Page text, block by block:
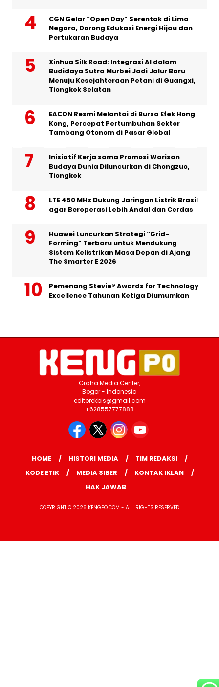
CGN Gelar “Open Day” Serentak di Lima
Negara, Dorong Edukasi Energi Hijau dan
Pertukaran Budaya
Xinhua Silk Road: Integrasi AI dalam
Budidaya Sutra Murbei Jadi Jalur Baru
Menuju Kesejahteraan Petani di Guangxi,
Tiongkok Selatan
EACON Resmi Melantai di Bursa Efek Hong
Kong, Percepat Pertumbuhan Sektor
Tambang Otonom di Pasar Global
Inisiatif Kerja sama Promosi Warisan
Budaya Dunia Diluncurkan di Chongzuo,
Tiongkok
LTE 450 MHz Dukung Jaringan Listrik Brasil
agar Beroperasi Lebih Andal dan Cerdas
Huawei Luncurkan Strategi “Grid-
Forming” Terbaru untuk Mendukung
Sistem Kelistrikan Masa Depan di Ajang
The Smarter E 2026
Pemenang Stevie® Awards for Technology
Excellence Tahunan Ketiga Diumumkan
Graha Media Center,
Bogor - Indonesia
editorekbis@gmail.com
+628557777888
HOME HISTORI MEDIA
TIM REDAKSI
KODE ETIK
MEDIA SIBER
KONTAK IKLAN
HAK JAWAB
COPYRIGHT © 2026 KENGPO.COM - ALL RIGHTS RESERVED